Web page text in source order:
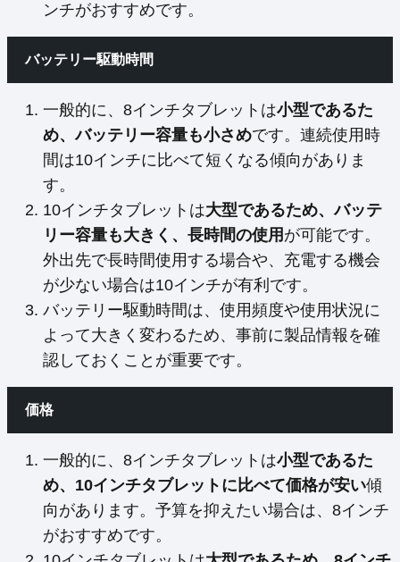
ンチがおすすめです。
バッテリー駆動時間
一般的に、8インチタブレットは小型であるた
め、バッテリー容量も小さめです。連続使用時
間は10インチに比べて短くなる傾向がありま
す。
10インチタブレットは大型であるため、バッテ
リー容量も大きく、長時間の使用 が可能です。
外出先で長時間使用する場合や、充電する機会
が少ない場合は10インチが有利です。
バッテリー駆動時間は、使用頻度や使用状況に
よって大きく変わるため、事前に製品情報を確
認しておくことが重要です。
価格
一般的に、8インチタブレットは小型であるた
め、10インチタブレットに比べて価格が安い傾
向があります。予算を抑えたい場合は、8インチ
がおすすめです。